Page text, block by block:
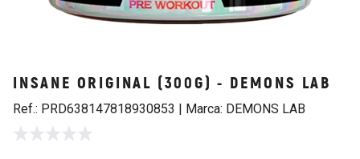
INSANE ORIGINAL (300G) - DEMONS LAB
Ref.: PRD638147818930853 | Marca: DEMONS LAB